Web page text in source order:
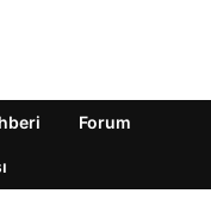
Forum